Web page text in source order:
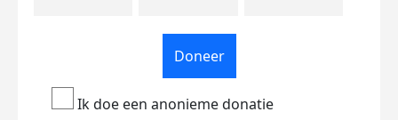
Doneer
Ik doe een anonieme donatie